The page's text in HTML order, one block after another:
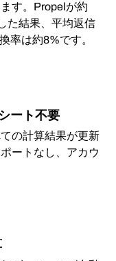
す。Propelが約
た結果、平均返信
率は約8%です。
ート不要
の計算結果が更新
ートなし、アカウ